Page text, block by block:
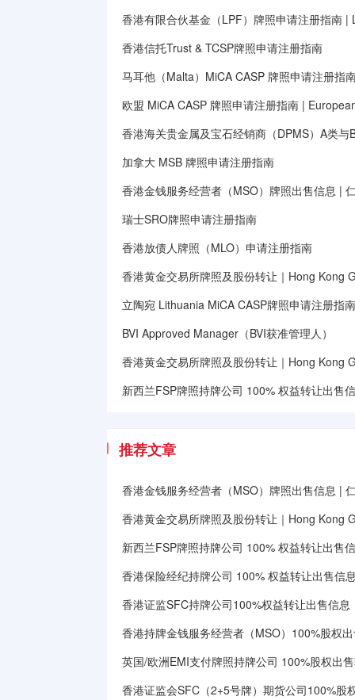
香港有限合伙基金（LPF）牌照申请注册指南
香港信托Trust & TCSP牌照申请注册指南
马耳他（Malta）MiCA CASP 牌照申请注册指
欧盟 MiCA CASP 牌照申请注册指南 |
香港海关贵金属及宝石经销商（DPMS）A类与
加拿大 MSB 牌照申请注册指南
香港金钱服务经营者（MSO）牌照出售信息 |
瑞士SRO牌照申请注册指南
香港放债人牌照（MLO）申请注册指南
香港黄金交易所牌照及股份转让｜Hong Kong
立陶宛 Lithuania MiCA CASP牌照申请注册指南
BVI Approved Manager（BVI获准管理人）
香港黄金交易所牌照及股份转让｜Hong Kong
新西兰FSP牌照持牌公司 100% 权益转让出售
推荐文章
香港金钱服务经营者（MSO）牌照出售信息 |
香港黄金交易所牌照及股份转让｜Hong Kong
新西兰FSP牌照持牌公司 100% 权益转让出售
香港保险经纪持牌公司 100% 权益转让出售信
香港证监SFC持牌公司100%权益转让出售信息
香港持牌金钱服务经营者（MSO）100%股权
英国/欧洲EMI支付牌照持牌公司 100%股权出
香港证监会SFC（2+5号牌）期货公司100%股